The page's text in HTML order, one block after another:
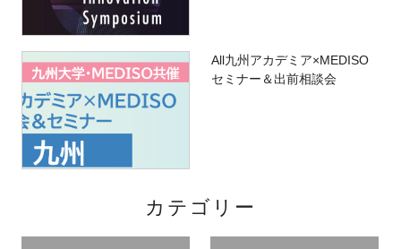
All九州アカデミア×MEDISO
セミナー＆出前相談会
カテゴリー